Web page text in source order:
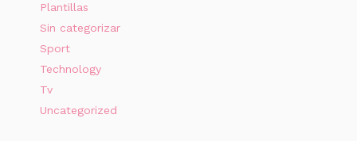
Plantillas
Sin categorizar
Sport
Technology
Tv
Uncategorized